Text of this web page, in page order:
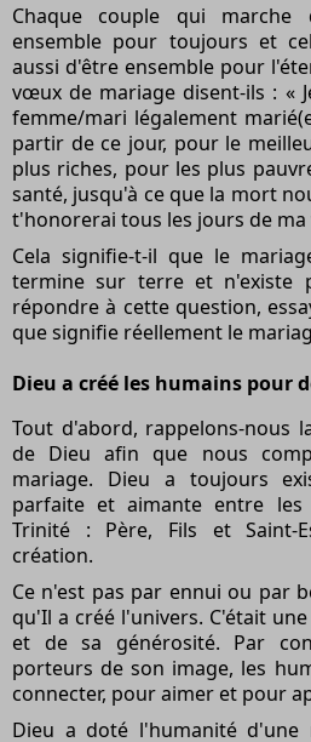
Chaque couple qui
ensemble pour toujours et
aussi d'être ensemble pour
vœux de mariage disent-ils : «
femme/mari légalement
partir de ce jour, pour le
plus riches, pour les plus
santé, jusqu'à ce que la mort
t'honorerai tous les jours de ma
Cela signifie-t-il que le
termine sur terre et n'existe
répondre à cette question,
que signifie réellement le
Dieu a créé les humains pour
Tout d'abord, rappelons-nous
de Dieu afin que nous
mariage. Dieu a toujours
parfaite et aimante entre
Trinité : Père, Fils et Saint-
création.
Ce n'est pas par ennui ou par
qu'Il a créé l'univers. C'était
et de sa générosité. Par
porteurs de son image, les
connecter, pour aimer et pour
Dieu a doté l'humanité d'une